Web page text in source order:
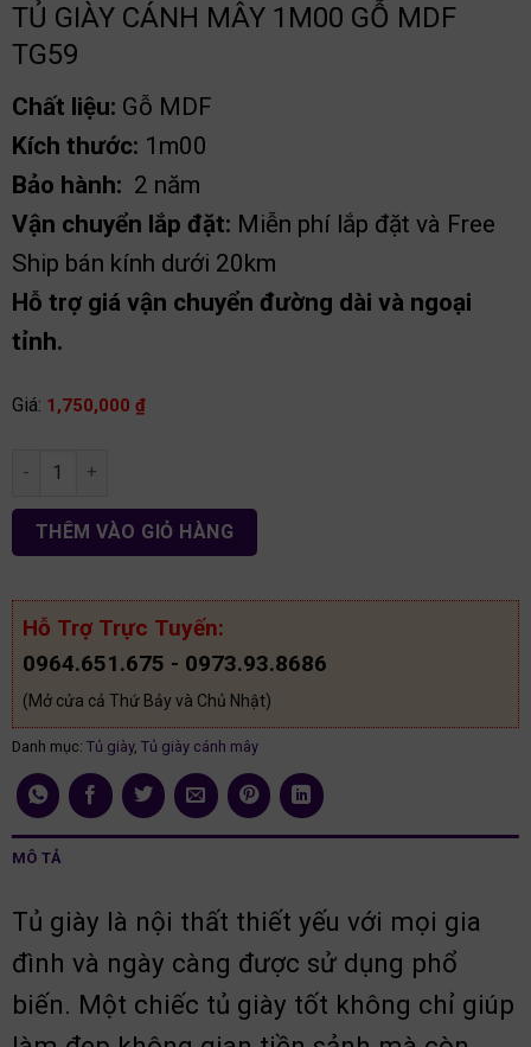
TỦ GIÀY CÁNH MÂY 1M00 GỖ MDF
TG59
Chất liệu: Gỗ MDF
Kích thước: 1m00
Bảo hành: 2 năm
Vận chuyển lắp đặt: Miễn phí lắp đặt và Free
Ship bán kính dưới 20km
Hỗ trợ giá vận chuyển đường dài và ngoại
tỉnh.
Giá: 1,750,000 ₫
Tủ giày cánh mây 1m00 gỗ MDF TG59 số lượng
THÊM VÀO GIỎ HÀNG
Hỗ Trợ Trực Tuyến:
0964.651.675 - 0973.93.8686
(Mở cửa cả Thứ Bảy và Chủ Nhật)
Danh mục: Tủ giày, Tủ giày cánh mây
MÔ TẢ
Tủ giày là nội thất thiết yếu với mọi gia
đình và ngày càng được sử dụng phổ
biến. Một chiếc tủ giày tốt không chỉ giúp